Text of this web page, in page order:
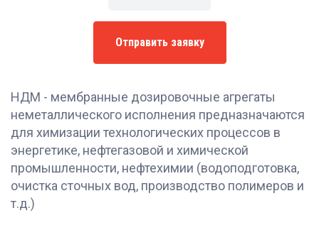
Отправить заявку
НДМ - мембранные дозировочные агрегаты
неметаллического исполнения предназначаются
для химизации технологических процессов в
энергетике, нефтегазовой и химической
промышленности, нефтехимии (водоподготовка,
очистка сточных вод, производство полимеров и
т.д.)